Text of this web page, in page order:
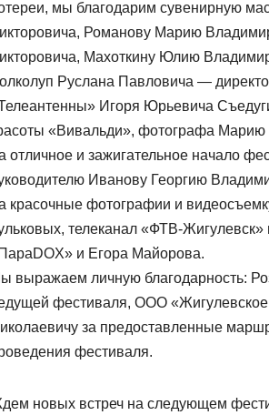
мы благодарим сувенирную
Романову Марию
Махоткину Юлию
Руслана Павловича —
Игоря Юрьевича
«Вивальди», фотографа
отличное и зажигательное начало
Иванову Георгию
красочные фотографии и
телеканал «ФТВ-
и Егора Майорова.
выражаем личную благодарность:
фестиваля, ООО «Жигулевское
за предоставленные
фестиваля.
новых встреч на следующем